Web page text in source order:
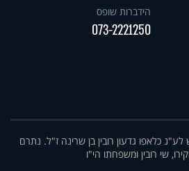
הידברות שופס
073-2221250
כלאפו גדעון רובין בן שרינה ז"ל. נתרם
שי רובין ומשפחתו הי"ו